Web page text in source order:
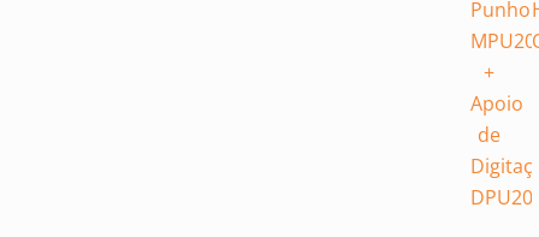
Punho
+
Apoio
de